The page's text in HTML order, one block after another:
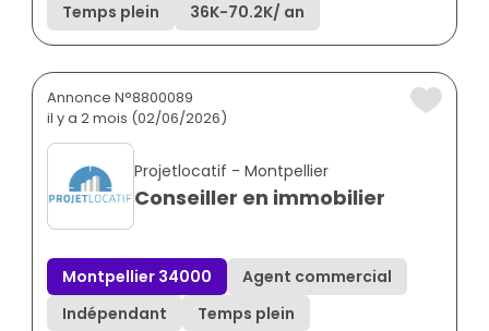
Temps plein
36K-70.2K/ an
Annonce N°8800089
il y a 2 mois (02/06/2026)
Projetlocatif - Montpellier
Conseiller en immobilier
Montpellier 34000
Agent commercial
Indépendant
Temps plein